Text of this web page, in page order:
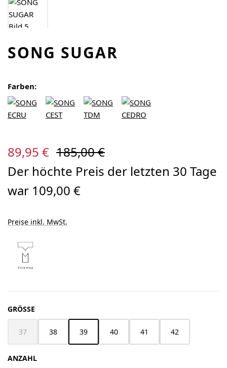
SONG SUGAR
Farben:
Verkaufspreis:
89,95 € Regulärer Preis:
185,00 €
Der höchte Preis der letzten 30 Tage
war 109,00 €
Preise inkl. MwSt.
GRÖSSE
37
(Diese Option ist zurzeit nicht verfügbar.)
38 39 40 41 42
ANZAHL